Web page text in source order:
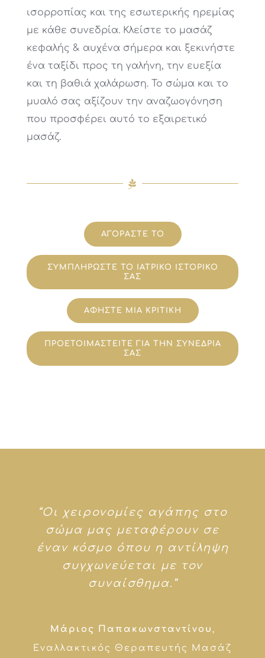
ισορροπίας και της εσωτερικής ηρεμίας
με κάθε συνεδρία. Κλείστε το μασάζ
κεφαλής & αυχένα σήμερα και ξεκινήστε
ένα ταξίδι προς τη γαλήνη, την ευεξία
και τη βαθιά χαλάρωση. Το σώμα και το
μυαλό σας αξίζουν την αναζωογόνηση
που προσφέρει αυτό το εξαιρετικό
μασάζ.
ΑΓΟΡΑΣΤΕ ΤΟ
ΣΥΜΠΛΗΡΩΣΤΕ ΤΟ ΙΑΤΡΙΚΟ ΙΣΤΟΡΙΚΟ
ΣΑΣ
ΑΦΗΣΤΕ ΜΙΑ ΚΡΙΤΙΚΗ
ΠΡΟΕΤΟΙΜΑΣΤΕΙΤΕ ΓΙΑ ΤΗΝ ΣΥΝΕΔΡΙΑ
ΣΑΣ
“Οι χειρονομίες αγάπης στο
σώμα μας μεταφέρουν σε
έναν κόσμο όπου η αντίληψη
συγχωνεύεται με τον
συναίσθημα.”
Μάριος Παπακωνσταντίνου ,
Εναλλακτικός Θεραπευτής Μασάζ